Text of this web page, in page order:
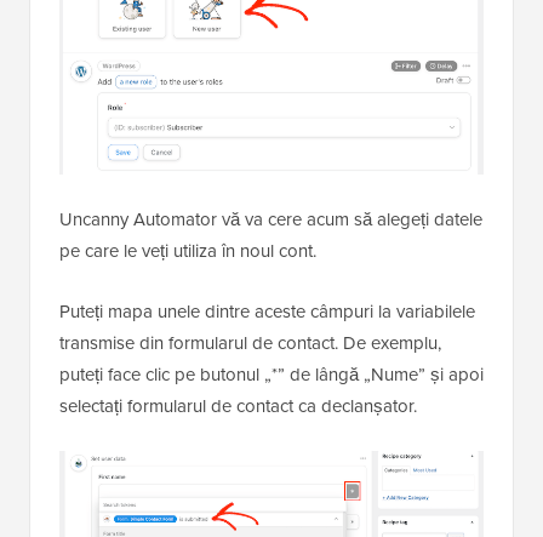
Uncanny Automator vă va cere acum să alegeți datele
pe care le veți utiliza în noul cont.
Puteți mapa unele dintre aceste câmpuri la variabilele
transmise din formularul de contact. De exemplu,
puteți face clic pe butonul „*” de lângă „Nume” și apoi
selectați formularul de contact ca declanșator.